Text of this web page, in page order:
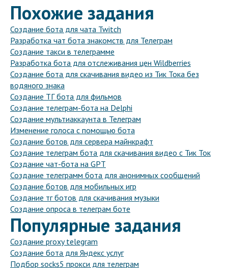
Похожие задания
Создание бота для чата Twitch
Разработка чат бота знакомств для Телеграм
Создание такси в телеграмме
Разработка бота для отслеживания цен Wildberries
Создание бота для скачивания видео из Тик Тока без
водяного знака
Создание ТГ бота для фильмов
Создание телеграм-бота на Delphi
Создание мультиаккаунта в Телеграм
Изменение голоса с помощью бота
Создание ботов для сервера майнкрафт
Создание телеграм бота для скачивания видео с Тик Ток
Создание чат-бота на GPT
Создание телеграмм бота для анонимных сообщений
Создание ботов для мобильных игр
Создание тг ботов для скачивания музыки
Создание опроса в телеграм боте
Популярные задания
Создание proxy telegram
Создание бота для Яндекс услуг
Подбор socks5 прокси для телеграм